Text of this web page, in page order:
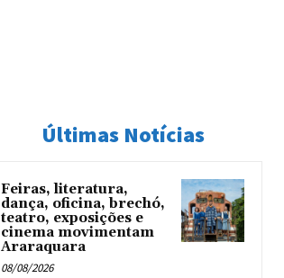
Últimas Notícias
Feiras, literatura,
dança, oficina, brechó,
teatro, exposições e
cinema movimentam
Araraquara
08/08/2026